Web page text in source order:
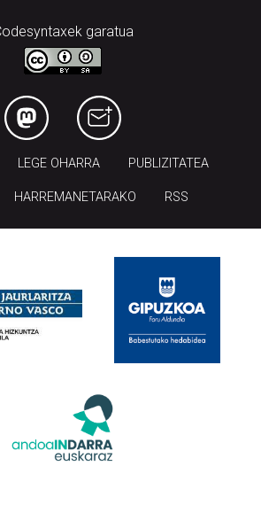
garatua
LEGE OHARRA PUBLIZITATEA
HARREMANETARAKO RSS